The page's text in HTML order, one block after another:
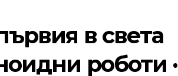
в света
роботи ·